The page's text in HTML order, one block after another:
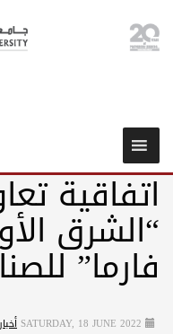
اتفاقية
“الشرق
فارما”
SATURDAY, 18 JUNE 2022